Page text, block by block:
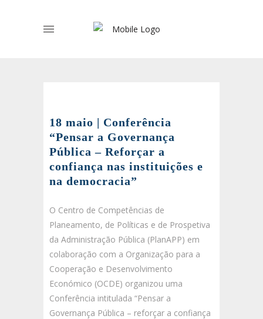
18 maio | Conferência
“Pensar a Governança
Pública – Reforçar a
confiança nas instituições e
na democracia”
O Centro de Competências de
Planeamento, de Políticas e de Prospetiva
da Administração Pública (PlanAPP) em
colaboração com a Organização para a
Cooperação e Desenvolvimento
Económico (OCDE) organizou uma
Conferência intitulada “Pensar a
Governança Pública – reforçar a confiança